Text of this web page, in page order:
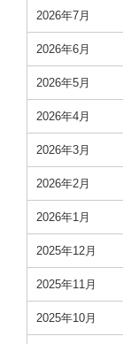
2026年7月
2026年6月
2026年5月
2026年4月
2026年3月
2026年2月
2026年1月
2025年12月
2025年11月
2025年10月